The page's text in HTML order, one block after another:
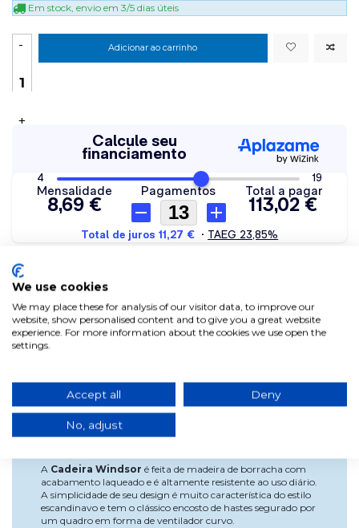
Em stock, envio em 3/5 dias úteis
-
+
Adicionar ao carrinho
CADEIRA WINDSOR MADEIRA
NATURAL
ACadeira Windsoré uma cadeira de estilo nórdico ideal
para uso em qualquer espaço, seja nórdico, industrial,
vintage ou para espaços modernos. Esta cadeira é tão
versátil que se encaixa em qualquer ambiente e tem o
clássico repaldo em forma de ventilador em forma de
A Cadeira Windsor é feita de madeira de borracha com
acabamento laqueado e é altamente resistente ao uso diário.
A simplicidade de seu design é muito característica do estilo
escandinavo e tem o clássico encosto de hastes segurado por
um quadro em forma de ventilador curvo.
We use cookies
We may place these for analysis of our visitor data, to improve our
website, show personalised content and to give you a great website
experience. For more information about the cookies we use open the
settings.
Accept all Deny
No, adjust